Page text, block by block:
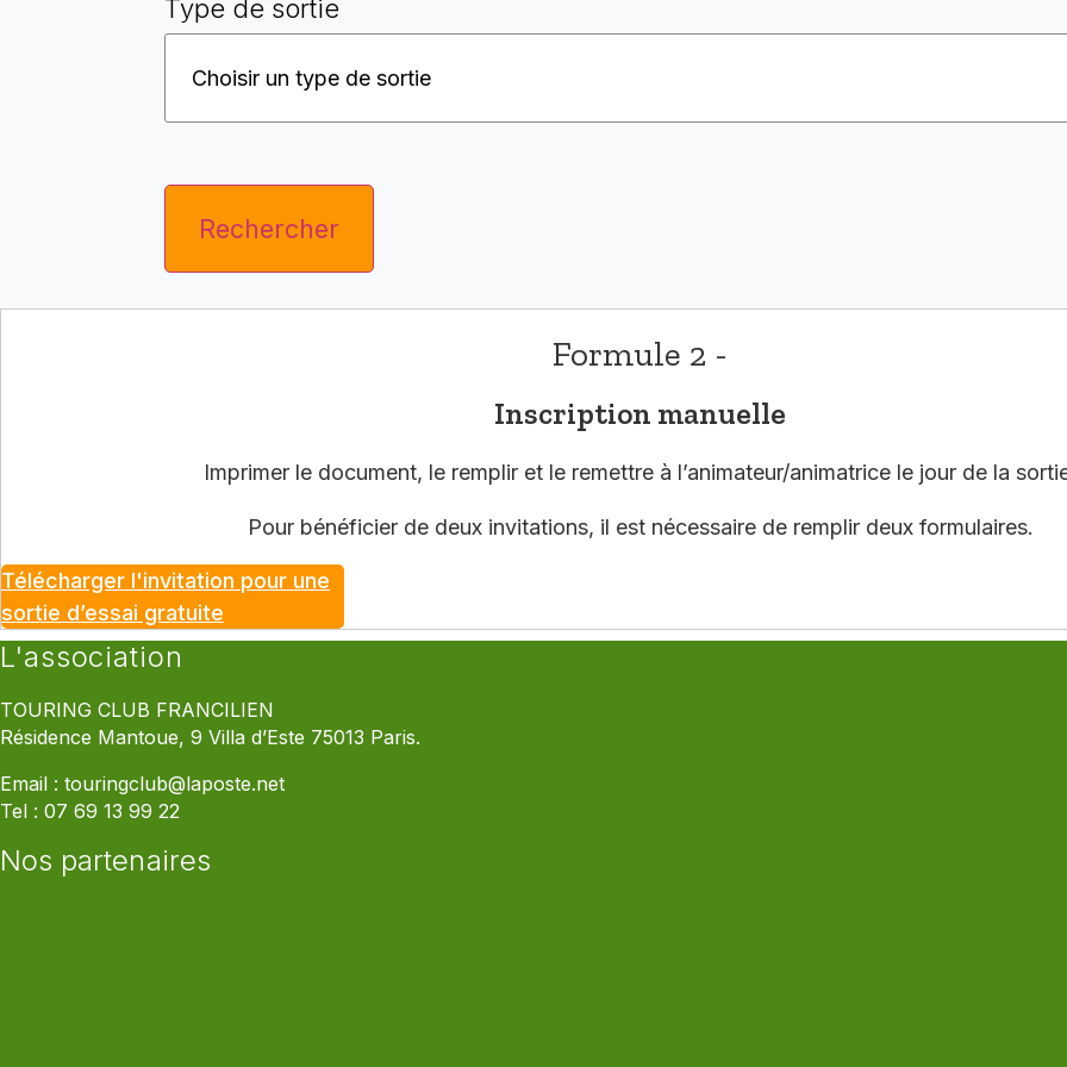
Type de sortie
Rechercher
Formule 2 -
Inscription manuelle
Imprimer le document, le remplir et le remettre à l’animateur/animatrice le jour de la
Pour bénéficier de deux invitations, il est nécessaire de remplir deux formulaires.
Télécharger l'invitation pour une
sortie d’essai gratuite
L'association
TOURING CLUB FRANCILIEN
Résidence Mantoue, 9 Villa d’Este 75013 Paris.
Email : touringclub@laposte.net
Tel : 07 69 13 99 22
Nos partenaires